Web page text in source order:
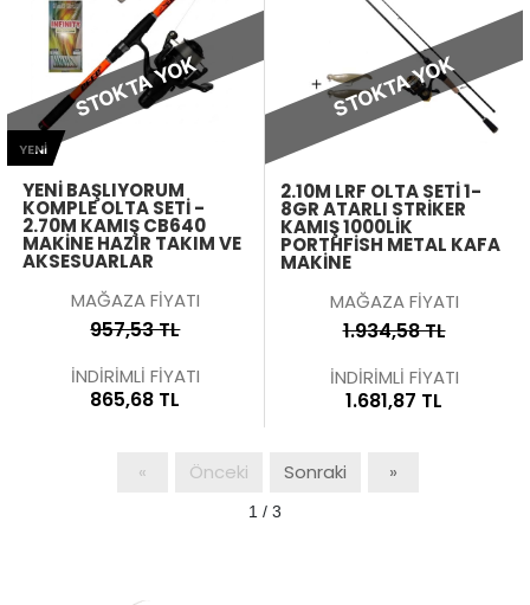
STOKTA YOK
YENI BAŞLIYORUM
KOMPLE OLTA SETI -
2.70M KAMIŞ CB640
MAKINE HAZIR TAKIM VE
AKSESUARLAR
MAĞAZA FİYATI
957,53 TL
İNDİRİMLİ FİYATI
865,68 TL
YENI
STOKTA YOK
2.10M LRF OLTA SETI 1-
8GR ATARLI STRIKER
KAMIŞ 1000LIK
PORTHFISH METAL KAFA
MAKINE
MAĞAZA FİYATI
1.934,58 TL
İNDİRİMLİ FİYATI
1.681,87 TL
« Önceki Sonraki »
1 / 3